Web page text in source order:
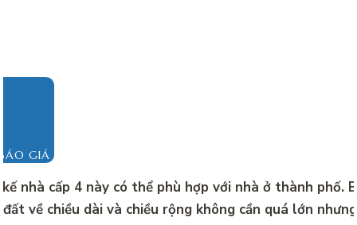
GIÁ
nhà cấp 4 này có thể phù hợp với nhà ở thành phố.
về chiều dài và chiều rộng không cần quá lớn